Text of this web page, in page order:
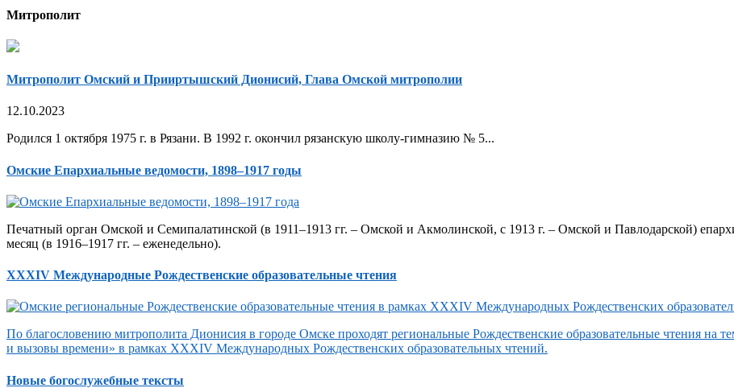
Митрополит
Митрополит Омский и Прииртышский Дионисий, Глава Омской митрополии
12.10.2023
Родился 1 октября 1975 г. в Рязани. В 1992 г. окончил рязанскую школу-гимназию № 5...
Омские Епархиальные ведомости, 1898–1917 годы
Печатный орган Омской и Семипалатинской (в 1911–1913 гг. – Омской и Акмолинской, с 1913 г. – Омской и Павлодарской)
месяц (в 1916–1917 гг. – еженедельно).
XXXIV Международные Рождественские образовательные чтения
По благословению митрополита Дионисия в городе Омске проходят региональные Рождественские образовательные чтения на
и вызовы времени» в рамках XXXIV Международных Рождественских образовательных чтений.
Новые богослужебные тексты